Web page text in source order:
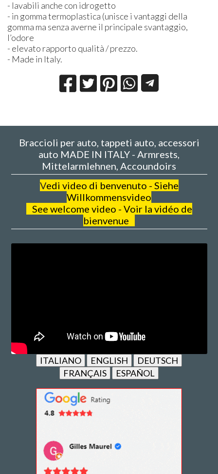
- lavabili anche con idrogetto
- in gomma termoplastica (unisce i vantaggi della
gomma ma senza averne il principale svantaggio,
l’odore
- elevato rapporto qualità / prezzo.
- Made in Italy.
Braccioli per auto, tappeti auto, accessori
auto MADE IN ITALY - Armrests,
Mittelarmlehnen, Accoundoirs
Vedi video di benvenuto - Siehe
Willkommensvideo
See welcome video - Voir la vidéo de
bienvenue
ITALIANO ENGLISH
DEUTSCH
FRANÇAIS
ESPAÑOL